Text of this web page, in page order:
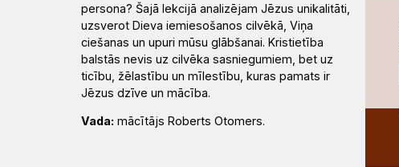
persona? Šajā lekcijā analizējam Jēzus unikalitāti,
uzsverot Dieva iemiesošanos cilvēkā, Viņa
ciešanas un upuri mūsu glābšanai. Kristietība
balstās nevis uz cilvēka sasniegumiem, bet uz
ticību, žēlastību un mīlestību, kuras pamats ir
Jēzus dzīve un mācība.
Vada: mācītājs Roberts Otomers.